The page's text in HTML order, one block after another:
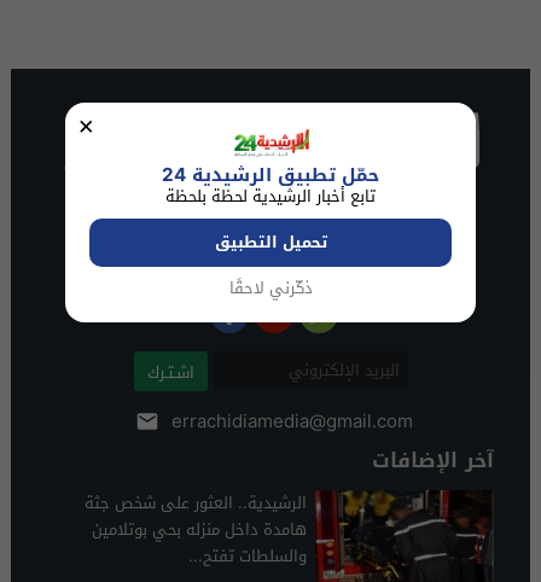
اشـتـرك
errachidiamedia@gmail.com
آخر الإضافات
الرشيدية.. العثور على شخص جثة
هامدة داخل منزله بحي بوتلامين
والسلطات تفتح...
×
حمّل تطبيق الرشيدية 24
تابع أخبار الرشيدية لحظة بلحظة
تحميل التطبيق
ذكّرني لاحقًا